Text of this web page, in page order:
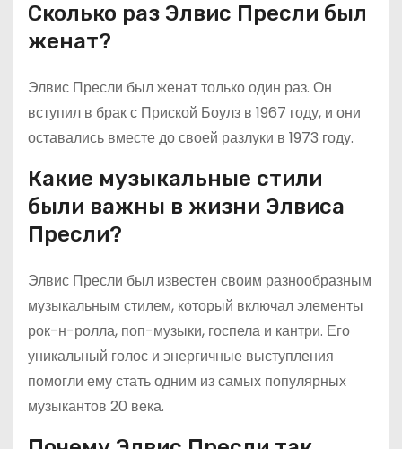
Сколько раз Элвис Пресли был
женат?
Элвис Пресли был женат только один раз. Он
вступил в брак с Приской Боулз в 1967 году, и они
оставались вместе до своей разлуки в 1973 году.
Какие музыкальные стили
были важны в жизни Элвиса
Пресли?
Элвис Пресли был известен своим разнообразным
музыкальным стилем, который включал элементы
рок-н-ролла, поп-музыки, госпела и кантри. Его
уникальный голос и энергичные выступления
помогли ему стать одним из самых популярных
музыкантов 20 века.